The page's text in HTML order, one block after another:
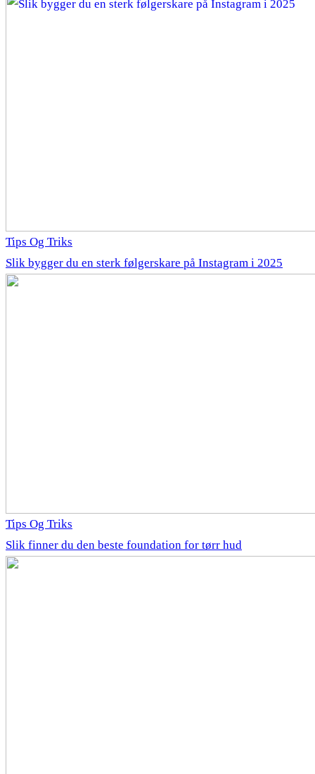
Tips Og Triks
Slik bygger du en sterk følgerskare på Instagram i 2025
Tips Og Triks
Slik finner du den beste foundation for tørr hud